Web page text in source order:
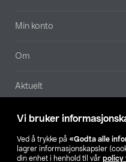
Vi bruker
Ved å trykke på «Godta alle
lagrer informasjonskapsler
din enhet i henhold til vår policy
Min konto
Om
Aktuelt
Våre selskaper